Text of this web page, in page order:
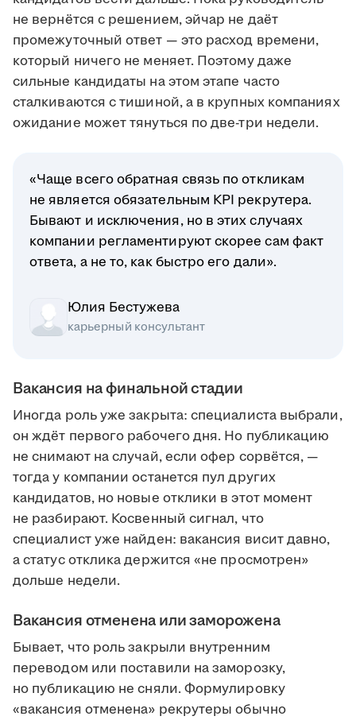
не вернётся с решением, эйчар не даёт
промежуточный ответ — это расход времени,
который ничего не меняет. Поэтому даже
сильные кандидаты на этом этапе часто
сталкиваются с тишиной, а в крупных компаниях
ожидание может тянуться по две-три недели.
«Чаще всего обратная связь по откликам
не является обязательным KPI рекрутера.
Бывают и исключения, но в этих случаях
компании регламентируют скорее сам факт
ответа, а не то, как быстро его дали».
Юлия Бестужева
карьерный консультант
Вакансия на финальной стадии
Иногда роль уже закрыта: специалиста выбрали,
он ждёт первого рабочего дня. Но публикацию
не снимают на случай, если офер сорвётся, —
тогда у компании останется пул других
кандидатов, но новые отклики в этот момент
не разбирают. Косвенный сигнал, что
специалист уже найден: вакансия висит давно,
а статус отклика держится «не просмотрен»
дольше недели.
Вакансия отменена или заморожена
Бывает, что роль закрыли внутренним
переводом или поставили на заморозку,
но публикацию не сняли. Формулировку
«вакансия отменена» рекрутеры обычно